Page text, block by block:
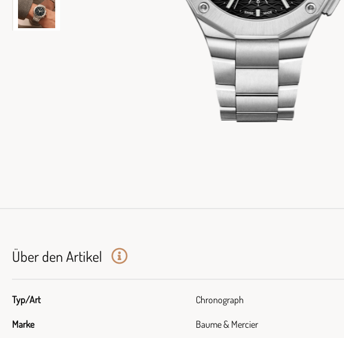
Über den Artikel
Typ/Art Chronograph
Marke Baume & Mercier